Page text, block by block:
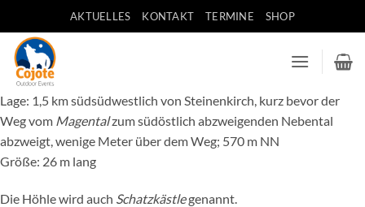
Inhalt
springen
AKTUELLES KONTAKT TERMINE SHOP
Lage: 1,5 km südsüdwestlich von Steinenkirch, kurz bevor der
Weg vom Magentalzum südöstlich abzweigenden Nebental
abzweigt, wenige Meter über dem Weg; 570 m NN
Größe: 26 m lang
Die Höhle wird auch Schatzkästlegenannt.